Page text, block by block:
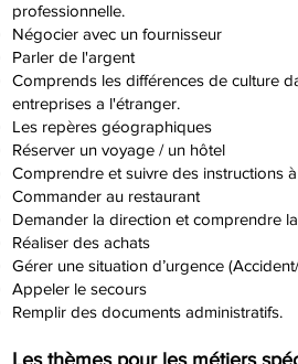
professionnelle.
Négocier avec un fournisseur
Parler de l'argent
Comprends les différences de culture
entreprises a l'étranger.
Les repères géographiques
Réserver un voyage / un hôtel
Comprendre et suivre des instructions
Commander au restaurant
Demander la direction et comprendre
Réaliser des achats
Gérer une situation d’urgence
Appeler le secours
Remplir des documents administratifs.
Les thèmes pour les métiers